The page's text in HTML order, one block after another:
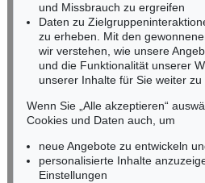
infoheidelberg@kettererkunst.de
NORDDEUTSCHLAND
Nico Kassel, M.A.
Tel.: +49 (0)89 55244-164
Mobil: +49 (0)171 8618661
n.kassel@kettererkunst.de
Keine Auktion mehr
und Missbrauch zu ergreifen
Daten zu
zu erheben. Mit den
wir verstehen, wie unsere
und die Funktionalität unserer
unserer Inhalte für Sie weiter zu
Wenn Sie „Alle akzeptieren“
Cookies und Daten auch, um
neue Angebote zu entwickeln
personalisierte Inhalte
Einstellungen